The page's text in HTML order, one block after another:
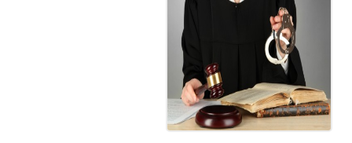
אלימות
מין ותועבה
סמים